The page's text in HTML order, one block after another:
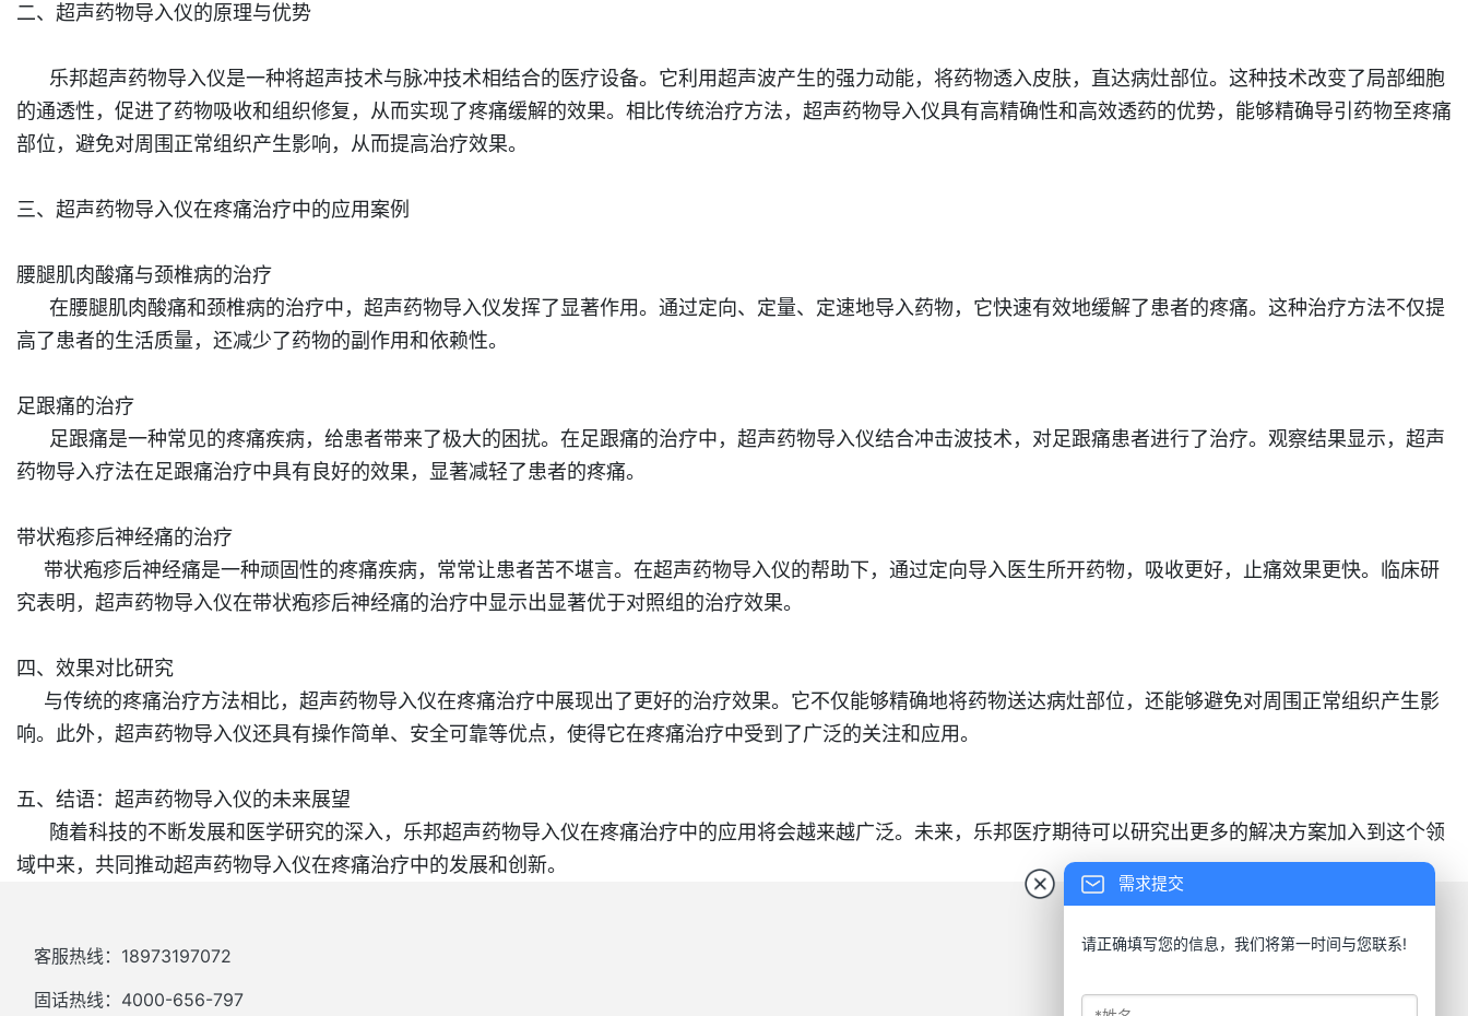
二、超声药物导入仪的原理与优势
乐邦超声药物导入仪是一种将超声技术与脉冲技术相结合的医疗设备。它利用超声波产生的强力动能，将药物透入皮肤，直达病灶部位。这种技术改变了局部细胞
的通透性，促进了药物吸收和组织修复，从而实现了疼痛缓解的效果。相比传统治疗方法，超声药物导入仪具有高精确性和高效透药的优势，能够精确导引药物至疼痛
部位，避免对周围正常组织产生影响，从而提高治疗效果。
三、超声药物导入仪在疼痛治疗中的应用案例
腰腿肌肉酸痛与颈椎病的治疗
在腰腿肌肉酸痛和颈椎病的治疗中，超声药物导入仪发挥了显著作用。通过定向、定量、定速地导入药物，它快速有效地缓解了患者的疼痛。这种治疗方法不仅提
高了患者的生活质量，还减少了药物的副作用和依赖性。
足跟痛的治疗
足跟痛是一种常见的疼痛疾病，给患者带来了极大的困扰。在足跟痛的治疗中，超声药物导入仪结合冲击波技术，对足跟痛患者进行了治疗。观察结果显示，超声
药物导入疗法在足跟痛治疗中具有良好的效果，显著减轻了患者的疼痛。
带状疱疹后神经痛的治疗
带状疱疹后神经痛是一种顽固性的疼痛疾病，常常让患者苦不堪言。在超声药物导入仪的帮助下，通过定向导入医生所开药物，吸收更好，止痛效果更快。临床研
究表明，超声药物导入仪在带状疱疹后神经痛的治疗中显示出显著优于对照组的治疗效果。
四、效果对比研究
与传统的疼痛治疗方法相比，超声药物导入仪在疼痛治疗中展现出了更好的治疗效果。它不仅能够精确地将药物送达病灶部位，还能够避免对周围正常组织产生影
响。此外，超声药物导入仪还具有操作简单、安全可靠等优点，使得它在疼痛治疗中受到了广泛的关注和应用。
五、结语：超声药物导入仪的未来展望
随着科技的不断发展和医学研究的深入， 乐邦超声药物导入仪在疼痛治疗中的应用将会越来越广泛。未来， 乐邦医疗期待可以研究出更多的解决方案加入到这个领
域中来，共同推动超声药物导入仪在疼痛治疗中的发展和创新。
客服热线：18973197072
固话热线：4000-656-797
需求提交
请正确填写您的信息，我们将第一时间与您联系!